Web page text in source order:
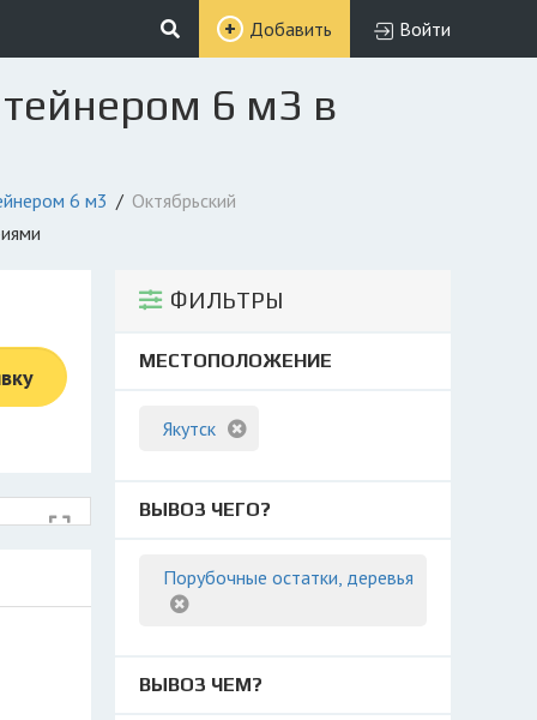
Добавить Войти
6 м3 в
6 м3
Октябрьский
ФИЛЬТРЫ
МЕСТОПОЛОЖЕНИЕ
Якутск
ВЫВОЗ ЧЕГО?
Порубочные остатки, деревья
ВЫВОЗ ЧЕМ?